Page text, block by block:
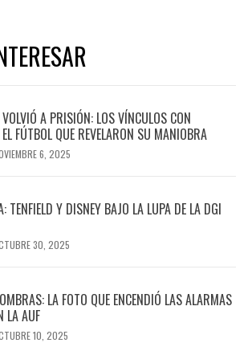
A PRISIÓN: LOS VÍNCULOS CON
FÚTBOL QUE REVELARON SU MANIOBRA
6, 2025
TENFIELD Y DISNEY BAJO LA LUPA DE LA DGI
30, 2025
LA FOTO QUE ENCENDIÓ LAS ALARMAS
LA AUF
10, 2025